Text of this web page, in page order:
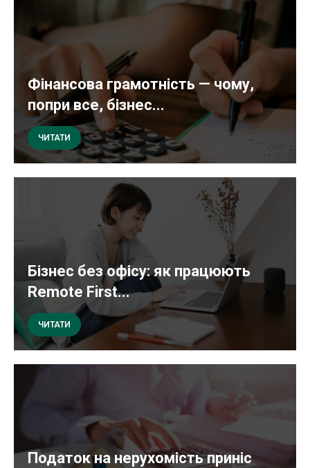
Фінансова грамотність — чому,
попри все, бізнес...
ЧИТАТИ
Бізнес без офісу: як працюють
Remote First...
ЧИТАТИ
Податок на нерухомість приніс